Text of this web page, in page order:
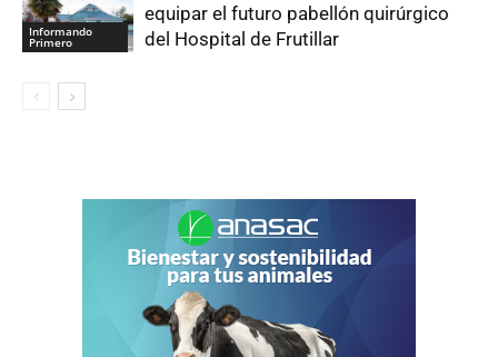
Informando
Primero
equipar el futuro pabellón quirúrgico
del Hospital de Frutillar